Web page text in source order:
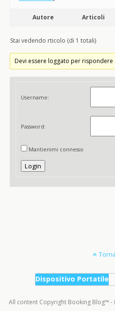
Autore Articoli
Stai vedendo rticolo (di 1 totali)
Devi essere loggato per rispondere
Username:
Password:
Mantienimi connesso
Login
Dispositivo Portatile
All content Copyright Booking Blog™